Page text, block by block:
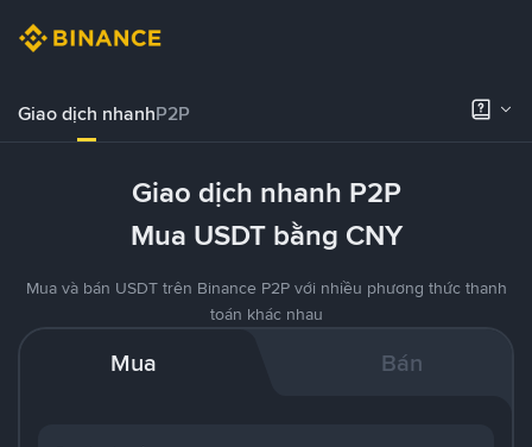
Giao dịch nhanhP2P
Giao dịch nhanh P2P
Mua USDT bằng CNY
Mua và bán USDT trên Binance P2P với nhiều phương thức thanh
toán khác nhau
Mua Bán